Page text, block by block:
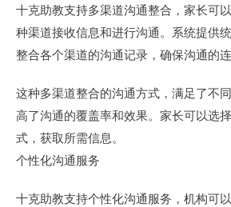
十克助教支持多渠道沟通整合，家长可
种渠道接收信息和进行沟通。系统提供
整合各个渠道的沟通记录，确保沟通的连
这种多渠道整合的沟通方式，满足了不
高了沟通的覆盖率和效果。家长可以选
式，获取所需信息。
个性化沟通服务
十克助教支持个性化沟通服务，机构可